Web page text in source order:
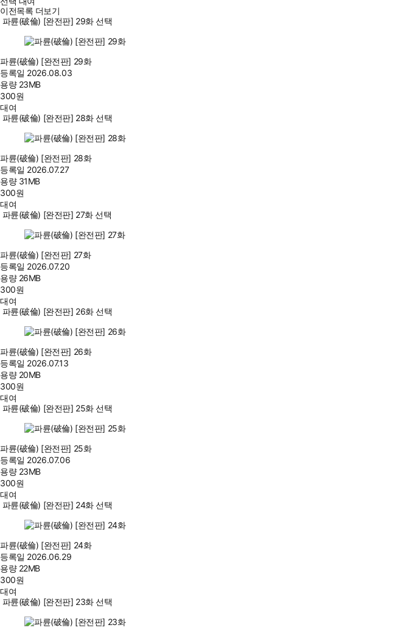
이전목록 더보기
파륜(破倫) [완전판] 29화 선택
파륜(破倫) [완전판] 29화
등록일 2026.08.03
용량 23MB
300원
대여
파륜(破倫) [완전판] 28화 선택
파륜(破倫) [완전판] 28화
등록일 2026.07.27
용량 31MB
300원
대여
파륜(破倫) [완전판] 27화 선택
파륜(破倫) [완전판] 27화
등록일 2026.07.20
용량 26MB
300원
대여
파륜(破倫) [완전판] 26화 선택
파륜(破倫) [완전판] 26화
등록일 2026.07.13
용량 20MB
300원
대여
파륜(破倫) [완전판] 25화 선택
파륜(破倫) [완전판] 25화
등록일 2026.07.06
용량 23MB
300원
대여
파륜(破倫) [완전판] 24화 선택
파륜(破倫) [완전판] 24화
등록일 2026.06.29
용량 22MB
300원
대여
파륜(破倫) [완전판] 23화 선택